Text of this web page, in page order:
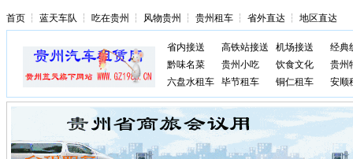
首页 ┆ 蓝天车队 ┆ 吃在贵州 ┆ 风物贵州 ┆ 贵州租车 ┆ 省外直达 ┆ 地区直达
省内接送 高铁站接送 机场接送
经典
黔味名菜
贵州小吃 饮食文化
贵州
六盘水租车
毕节租车 铜仁租车 安顺